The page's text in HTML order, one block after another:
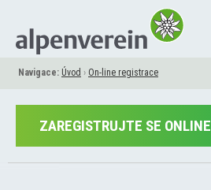
Navigace: Úvod › On-line registrace
ZAREGISTRUJTE SE ONLINE